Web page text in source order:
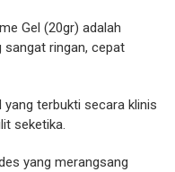
Gel (20gr) adalah
sangat ringan, cepat
yang terbukti secara klinis
seketika.
yang merangsang